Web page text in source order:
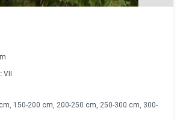
VII
150-200 cm, 200-250 cm, 250-300 cm, 300-